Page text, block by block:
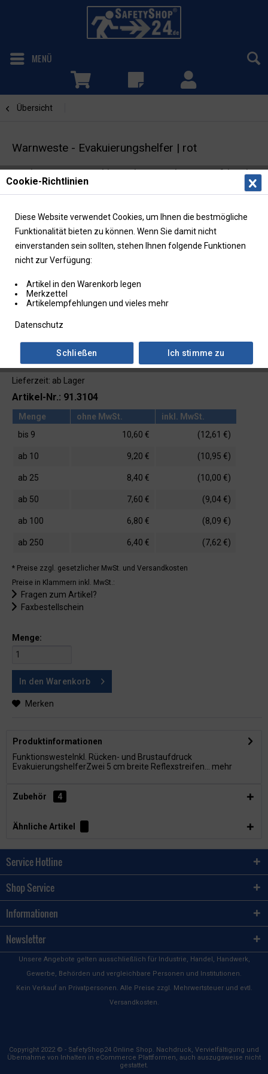
MENÜ
Übersicht
Warnweste - Evakuierungshelfer | rot
Funktionsweste inkl. Rücken- und Brustaufdruck
| EN ISO 20471
Lieferzeit: ab Lager
Artikel-Nr.: 91.3104
Menge ohne MwSt.
inkl. MwSt.
bis 9 10,60 € (12,61 €)
ab 10 9,20 € (10,95 €)
ab 25 8,40 € (10,00 €)
ab 50 7,60 € (9,04 €)
ab 100 6,80 € (8,09 €)
ab 250 6,40 € (7,62 €)
* Preise zzgl. gesetzlicher MwSt. und Versandkosten
Preise in Klammern inkl. MwSt.:
Fragen zum Artikel?
Faxbestellschein
Menge:
In den Warenkorb
Merken
Produktinformationen
FunktionswesteInkl. Rücken- und Brustaufdruck
EvakuierungshelferZwei 5 cm breite Reflexstreifen...
mehr
Zubehör 4
Ähnliche Artikel
Service Hotline
Shop Service
Informationen
Newsletter
Unsere Angebote gelten ausschließlich für Industrie, Handel, Handwerk,
Gewerbe, Behörden und vergleichbare Personen und Institutionen.
Kein Verkauf an Privatpersonen. Alle Preise zzgl. Mehrwertsteuer und evtl.
Versandkosten.
Copyright 2022 © - SafetyShop24 Online Shop. Nachdruck, Vervielfältigung und
Übernahme von Inhalten in eCommerce Plattformen, auch auszugsweise nicht
gestattet.
Cookie-Richtlinien
Diese Website verwendet Cookies, um Ihnen die bestmögliche
Funktionalität bieten zu können. Wenn Sie damit nicht
einverstanden sein sollten, stehen Ihnen folgende Funktionen
nicht zur Verfügung:
Artikel in den Warenkorb legen
Merkzettel
Artikelempfehlungen und vieles mehr
Datenschutz
Ich stimme zu
Schließen